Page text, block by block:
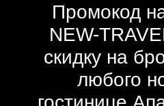
Промокод
NEW-
скидку на
любого